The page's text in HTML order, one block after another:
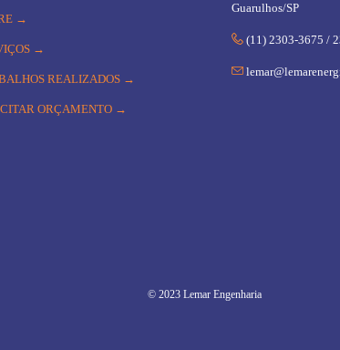
→
→
REALIZADOS →
ORÇAMENTO →
Guarulhos/SP
 (11) 2303-3675 /

© 2023 Lemar Engenharia